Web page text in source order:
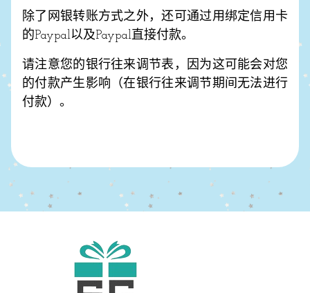
除了网银转账方式之外，还可通过用绑定信用卡
的Paypal以及Paypal直接付款。
请注意您的银行往来调节表，因为这可能会对您
的付款产生影响（在银行往来调节期间无法进行
付款）。